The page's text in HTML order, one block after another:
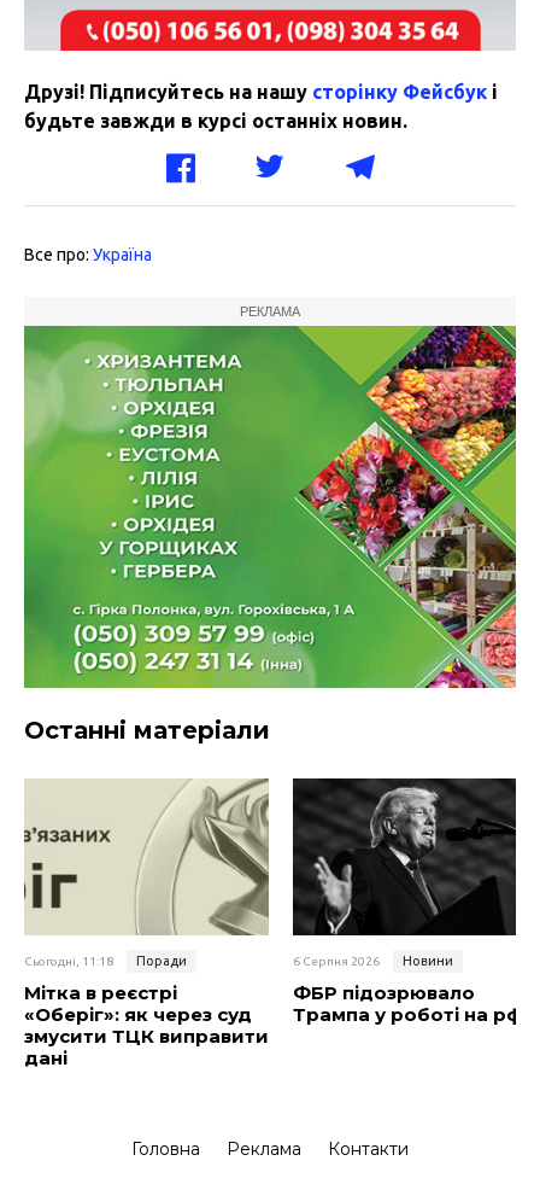
Друзі! Підписуйтесь на нашу сторінку Фейсбук і
будьте завжди в курсі останніх новин.
Все про: Україна
РЕКЛАМА
Останні матеріали
Сьогодні, 11:18 Поради
Мітка в реєстрі
«Оберіг»: як через суд
змусити ТЦК виправити
дані
6 Серпня 2026 Новини
ФБР підозрювало
Трампа у роботі на рф
Головна Реклама Контакти